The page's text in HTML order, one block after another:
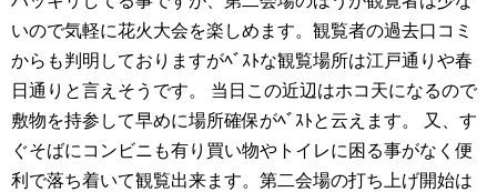
いので気軽に花火大会を楽しめます。観覧者の過去口コミ
からも判明しておりますがﾍﾞｽﾄな観覧場所は江戸通りや春
日通りと言えそうです。 当日この近辺はホコ天になるので
敷物を持参して早めに場所確保がﾍﾞｽﾄと云えます。 又、す
ぐそばにコンビニも有り買い物やトイレに困る事がなく便
利で落ち着いて観覧出来ます。第二会場の打ち上げ開始は